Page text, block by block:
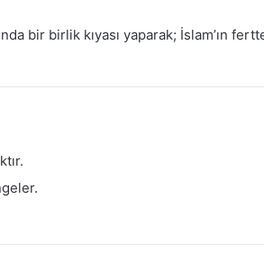
bir birlik kıyası yaparak; İslam’ın